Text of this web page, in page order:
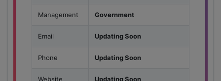
Management Government
Email Updating Soon
Phone Updating Soon
Website Updating Soon